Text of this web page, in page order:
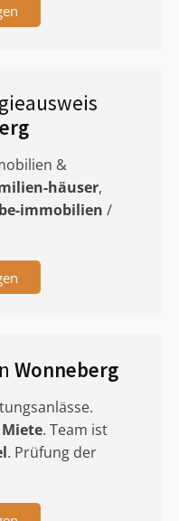
&
häuser,
immobilien /
Wonneberg
. Team ist
. Prüfung der